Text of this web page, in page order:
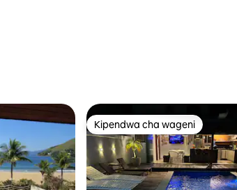
Kipendwa cha wageni
Kipendwa cha wageni